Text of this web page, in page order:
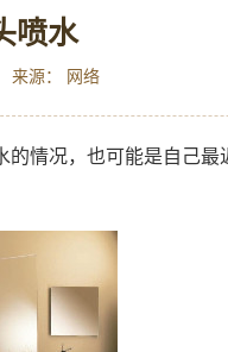
喷水
来源： 网络
情况，也可能是自己最